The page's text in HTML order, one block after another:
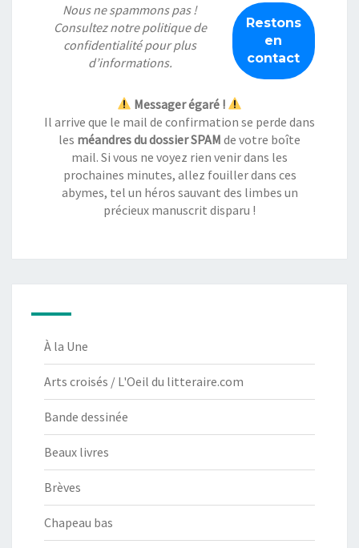
Nous ne spammons pas !
Consultez notrepolitique de
confidentialitépour plus
d’informations.
Messager égaré !
Il arrive que le mail de confirmation se perde dans
les méandres du dossier SPAM de votre boîte
mail. Si vous ne voyez rien venir dans les
prochaines minutes, allez fouiller dans ces
abymes, tel un héros sauvant des limbes un
précieux manuscrit disparu !
À la Une
Arts croisés / L'Oeil du litteraire.com
Bande dessinée
Beaux livres
Brèves
Chapeau bas